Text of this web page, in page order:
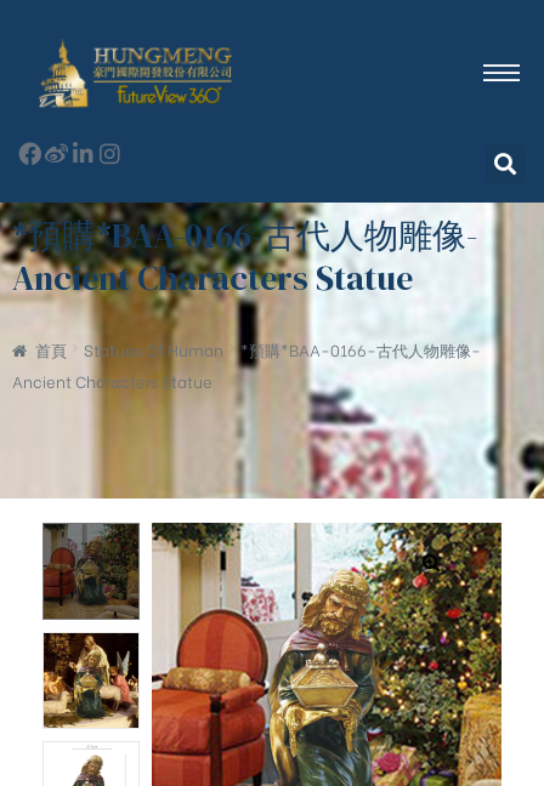
*預購*BAA-0166-古代人物雕像-
Ancient Characters Statue
首頁 Statues Of Human
*預購*BAA-0166-古代人物雕像-
Ancient Characters Statue